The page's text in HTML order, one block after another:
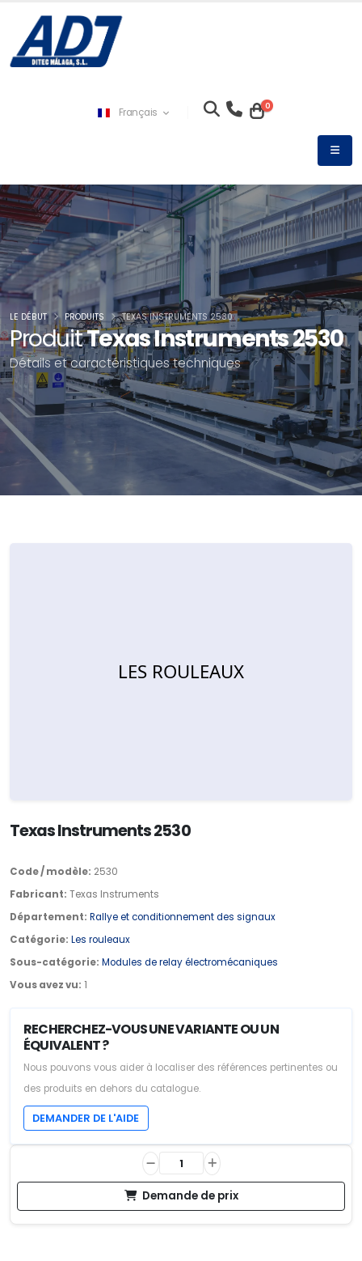
Français 0
ProduitTexas Instruments 2530
Détails et caractéristiques techniques
LE DÉBUT PRODUITS TEXAS INSTRUMENTS 2530
Texas Instruments 2530
Code / modèle: 2530
Fabricant: Texas Instruments
Département: Rallye et conditionnement des signaux
Catégorie: Les rouleaux
Sous-catégorie: Modules de relay électromécaniques
Vous avez vu: 1
RECHERCHEZ-VOUS UNE VARIANTE OU UN
ÉQUIVALENT ?
Nous pouvons vous aider à localiser des références pertinentes ou
des produits en dehors du catalogue.
DEMANDER DE L'AIDE
Demande de prix